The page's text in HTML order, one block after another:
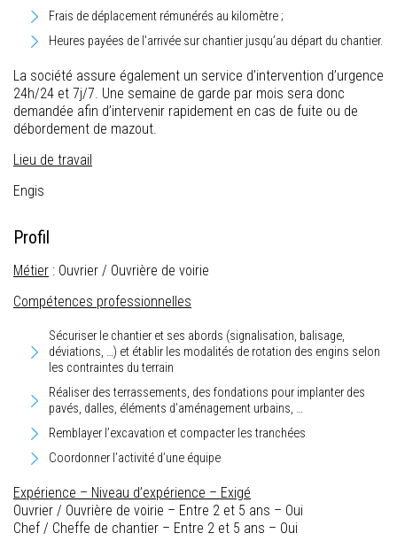
Frais de déplacement rémunérés au kilomètre ;
Heures payées de l’arrivée sur chantier jusqu’au départ du chantier.
La société assure également un service d’intervention d’urgence
24h/24 et 7j/7. Une semaine de garde par mois sera donc
demandée afin d’intervenir rapidement en cas de fuite ou de
débordement de mazout.
Lieu de travail
Engis
Profil
Métier : Ouvrier / Ouvrière de voirie
Compétences professionnelles
Sécuriser le chantier et ses abords (signalisation, balisage,
déviations, …) et établir les modalités de rotation des engins selon
les contraintes du terrain
Réaliser des terrassements, des fondations pour implanter des
pavés, dalles, éléments d’aménagement urbains, …
Remblayer l’excavation et compacter les tranchées
Coordonner l’activité d’une équipe
Expérience – Niveau d’expérience – Exigé
Ouvrier / Ouvrière de voirie – Entre 2 et 5 ans – Oui
Chef / Cheffe de chantier – Entre 2 et 5 ans – Oui